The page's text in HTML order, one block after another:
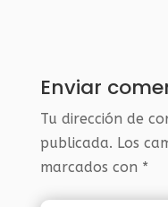
Enviar
Tu dirección de
publicada. Los
marcados con *